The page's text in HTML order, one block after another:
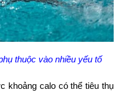
thuộc vào nhiều yếu tố
khoảng calo có thể tiêu thụ